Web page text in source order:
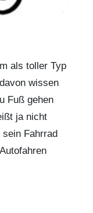
als toller Typ
wissen
Fuß gehen
ja nicht
Fahrrad